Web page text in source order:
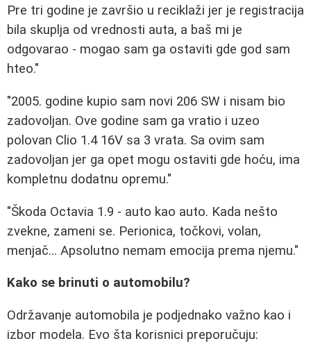
Pre tri godine je završio u reciklaži jer je registracija
bila skuplja od vrednosti auta, a baš mi je
odgovarao - mogao sam ga ostaviti gde god sam
hteo."
"2005. godine kupio sam novi 206 SW i nisam bio
zadovoljan. Ove godine sam ga vratio i uzeo
polovan Clio 1.4 16V sa 3 vrata. Sa ovim sam
zadovoljan jer ga opet mogu ostaviti gde hoću, ima
kompletnu dodatnu opremu."
"Škoda Octavia 1.9 - auto kao auto. Kada nešto
zvekne, zameni se. Perionica, točkovi, volan,
menjač... Apsolutno nemam emocija prema njemu."
Kako se brinuti o automobilu?
Održavanje automobila je podjednako važno kao i
izbor modela. Evo šta korisnici preporučuju: